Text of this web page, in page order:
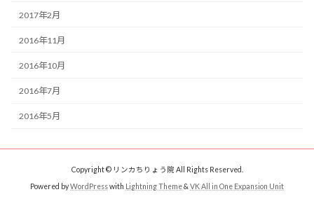
2017年2月
2016年11月
2016年10月
2016年7月
2016年5月
Copyright © リンカちりょう院 All Rights Reserved.
Powered byWordPresswith Lightning Theme& VK All in One Expansion Unit